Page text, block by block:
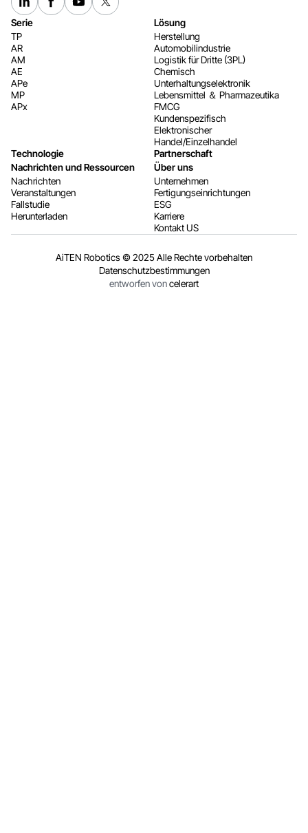
Serie
TP
AR
AM
AE
APe
MP
APx
Lösung
Herstellung
Automobilindustrie
Logistik für Dritte (3PL)
Chemisch
Unterhaltungselektronik
Lebensmittel ＆ Pharmazeutika
FMCG
Kundenspezifisch
Elektronischer
Handel/Einzelhandel
Technologie
Partnerschaft
Nachrichten und Ressourcen
Nachrichten
Veranstaltungen
Fallstudie
Herunterladen
Über uns
Unternehmen
Fertigungseinrichtungen
ESG
Karriere
Kontakt US
AiTEN Robotics © 2025 Alle Rechte vorbehalten
Datenschutzbestimmungen
entworfen voncelerart